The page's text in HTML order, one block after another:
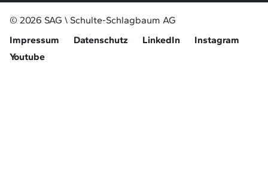
© 2026 SAG \ Schulte-Schlagbaum AG
Impressum
Datenschutz LinkedIn
Instagram
Youtube